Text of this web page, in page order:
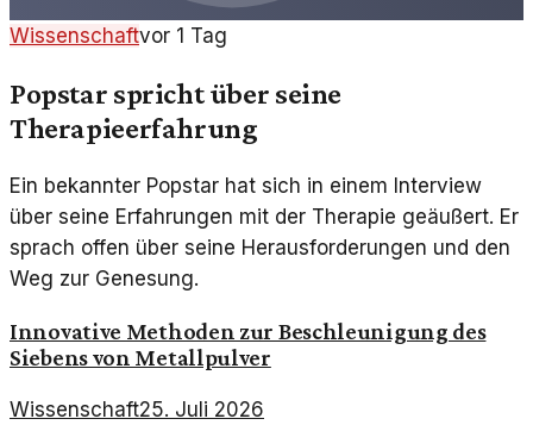
Wissenschaftvor 1 Tag
Popstar spricht über seine
Therapieerfahrung
Ein bekannter Popstar hat sich in einem Interview
über seine Erfahrungen mit der Therapie geäußert. Er
sprach offen über seine Herausforderungen und den
Weg zur Genesung.
Innovative Methoden zur Beschleunigung des
Siebens von Metallpulver
Wissenschaft25. Juli 2026